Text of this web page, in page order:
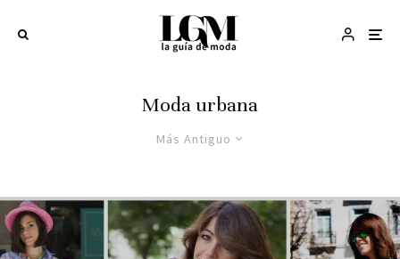
Moda urbana
Más Antiguo